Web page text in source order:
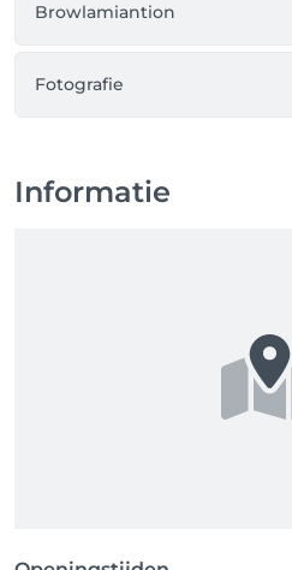
Browlamiantion
Fotografie
Informatie